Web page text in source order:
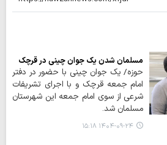
مسلمان شدن یک جوان چینی در قرچک
حوزه/ یک جوان چینی با حضور در دفتر
امام جمعه قرچک و با اجرای تشریفات
شرعی از سوی امام جمعه این شهرستان
مسلمان شد.
۱۴۰۴-۰۹-۲۴ ۱۵:۱۸